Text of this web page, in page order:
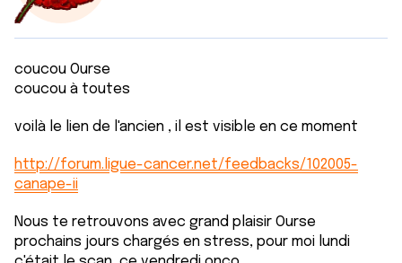
coucou Ourse
coucou à toutes
voilà le lien de l'ancien , il est visible en ce moment
http://forum.ligue-cancer.net/feedbacks/102005-
canape-ii
Nous te retrouvons avec grand plaisir Ourse
prochains jours chargés en stress, pour moi lundi